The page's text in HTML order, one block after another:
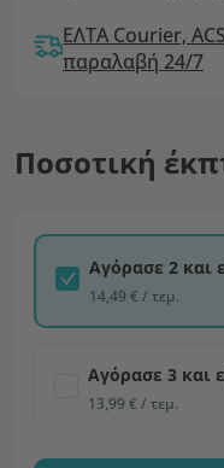
ΕΛΤΑ Courier,
παραλαβή 24/7
Ποσοτική
Αγόρασε 2 και
14,49 € / τεμ.
Αγόρασε 3 και
13,99 € / τεμ.